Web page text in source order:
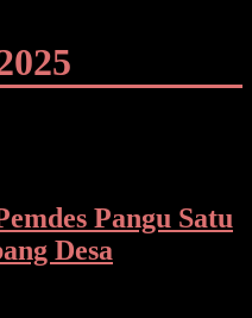
Pangu Satu
Desa